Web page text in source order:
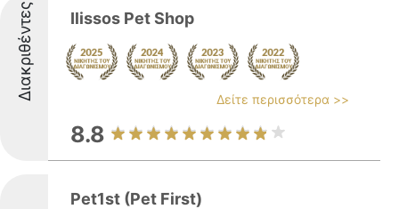
Διακριθέντες Ilissos Pet Shop
Δείτε περισσότερα >>
8.8
Pet1st (Pet First)